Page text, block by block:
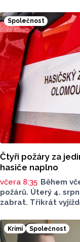
nebo o víkendu
má nová letní
Společnost
Čtyři požáry za
hasiče naplno
včera 8:35 Během
požárů. Úterý 4.
zabrat. Třikrát
události se naštěstí
Krimi Společnost